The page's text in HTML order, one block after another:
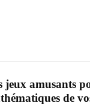
jeux amusants
de